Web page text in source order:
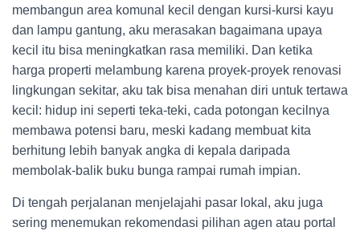
membangun area komunal kecil dengan kursi-kursi kayu
dan lampu gantung, aku merasakan bagaimana upaya
kecil itu bisa meningkatkan rasa memiliki. Dan ketika
harga properti melambung karena proyek-proyek renovasi
lingkungan sekitar, aku tak bisa menahan diri untuk tertawa
kecil: hidup ini seperti teka-teki, cada potongan kecilnya
membawa potensi baru, meski kadang membuat kita
berhitung lebih banyak angka di kepala daripada
membolak-balik buku bunga rampai rumah impian.
Di tengah perjalanan menjelajahi pasar lokal, aku juga
sering menemukan rekomendasi pilihan agen atau portal